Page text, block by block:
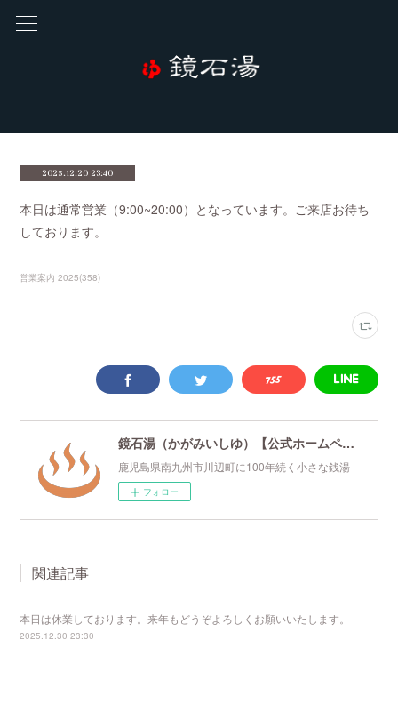
2025.12.20 23:40
本日は通常営業（9:00~20:00）となっています。ご来店お待ち
しております。
営業案内 2025(358)
鏡石湯（かがみいしゆ）【公式ホームページ】
鹿児島県南九州市川辺町に100年続く小さな銭湯
フォロー
関連記事
本日は休業しております。来年もどうぞよろしくお願いいたします。
2025.12.30 23:30